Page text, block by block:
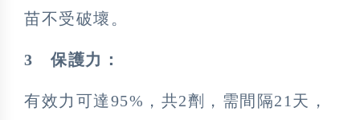
苗不受破壞。
3 保護力：
有效力可達95%，共2劑，需間隔21天，